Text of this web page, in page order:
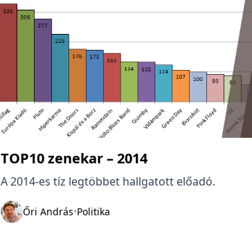
TOP10 zenekar – 2014
A 2014-es tíz legtöbbet hallgatott előadó.
Őri András•Politika